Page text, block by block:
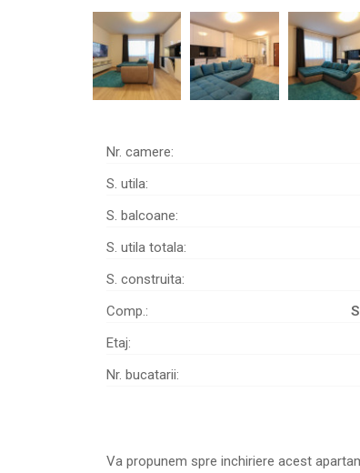
Nr. camere:
S. utila:
S. balcoane:
S. utila totala:
S. construita:
Comp.:
Etaj:
Nr. bucatarii:
Va propunem spre inchiriere acest